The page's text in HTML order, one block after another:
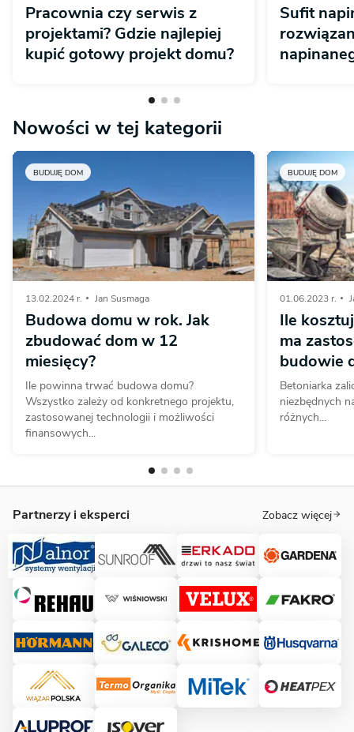
Pracownia czy serwis z
projektami? Gdzie najlepiej
kupić gotowy projekt domu?
Sufit
Nowości w tej kategorii
BUDUJĘ DOM
13.02.2024 r. Jan Susmaga
Budowa domu w rok. Jak
zbudować dom w 12
miesięcy?
Ile powinna trwać budowa domu?
Wszystko zależy od konkretnego projektu,
zastosowanej technologii i możliwości
finansowych...
BUDUJĘ DOM
01.06.2023 r.
Ile
ma
budowie
Betoniarka
niezbędnych
różnych...
Partnerzy i eksperci Zobacz więcej